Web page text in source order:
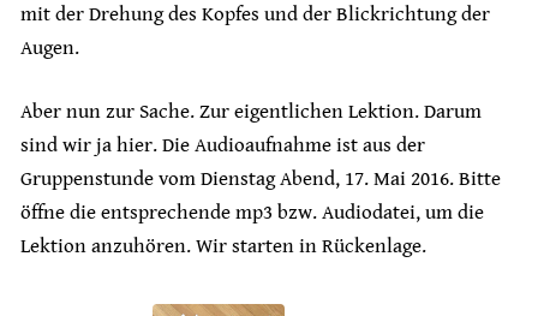
mit der Drehung des Kopfes und der Blickrichtung der
Augen.
Aber nun zur Sache. Zur eigentlichen Lektion. Darum
sind wir ja hier. Die Audioaufnahme ist aus der
Gruppenstunde vom Dienstag Abend, 17. Mai 2016. Bitte
öffne die entsprechende mp3 bzw. Audiodatei, um die
Lektion anzuhören. Wir starten in Rückenlage.